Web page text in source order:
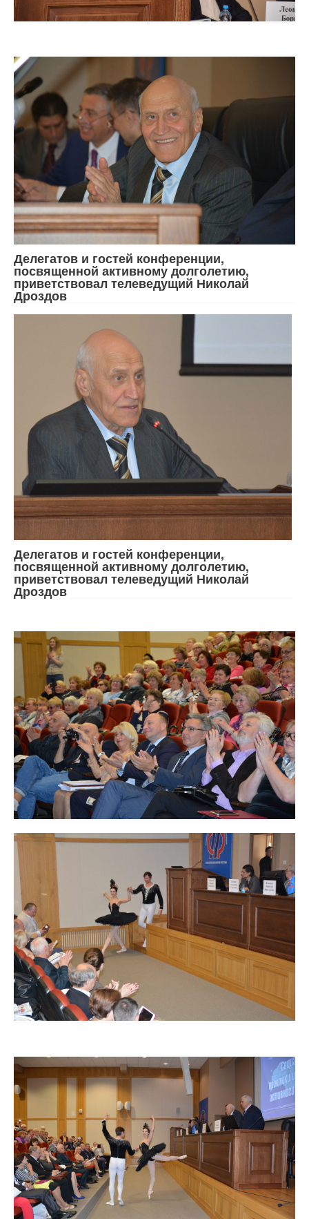
Делегатов и гостей конференции,
посвященной активному долголетию,
приветствовал телеведущий Николай
Дроздов
Делегатов и гостей конференции,
посвященной активному долголетию,
приветствовал телеведущий Николай
Дроздов